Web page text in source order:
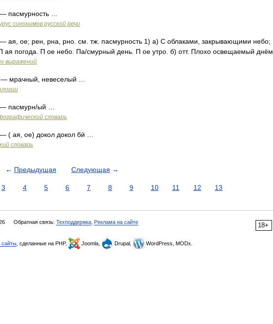
— пасмурность …
синонимов русской речи
— ая, ое; рен, рна, рно. см. тж. пасмурность 1) а) С облаками, закрывающими небо;
ая погода. П ое небо. Па/смурный день. П ое утро. б) отт. Плохо освещаемый
выражений
— мрачный, невеселый …
— пасмурн/ый …
словарь
— ( ая, ое) докол докол бӣ …
словарь
← Предыдущая Следующая →
3 4 5 6 7 8 9 10 11 12 13
18+
Обратная связь: Техподдержка Реклама на сайте
сайты , сделанные на PHP, Joomla, Drupal, WordPress, MODx.